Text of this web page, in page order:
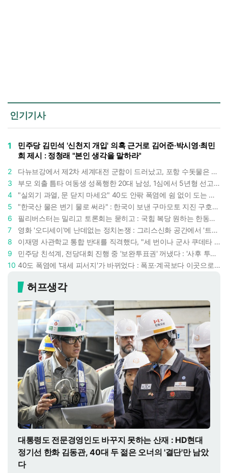
인기기사
1
민주당 김민석 '신천지 개입' 의혹 근거로 김어준·박시영·최민
희 제시 : 정청래 "본인 생각을 말하라"
2
다뉴브강에서 제2차 세계대전 군함이 드러났고, 포항 수돗물은 갑자기 짜졌다 : 폭염·가뭄이 만든 낯선 풍경
3
부모 외출 틈타 여동생 성폭행한 20대 남성, 1심에서 5년형 선고 : 친족 간 '암수범죄'의 심각성
4
"실외기 과열, 문 닫지 마세요" 40도 안팎 폭염에 쉼 없이 도는 에어컨 : 화재 위험 경고등!
5
"한국산 물은 변기 물로 써라" : 한국이 보낸 구마모토 지진 구호품에 한 일본인의 '어처구니 없는' 반응
6
필리버스터는 밀리고 토론회는 묻히고 : 국힘 복당 원하는 한동훈, '검사 정치'의 한계만 드러내나
7
영화 '오디세이'에 난데없는 정치논쟁 : 그리스신화 공간에서 '트럼프 전쟁의 참혹함'이 보인다
8
이재명 사관학교 통합 반대를 직격했다, "세 번이나 군사 쿠데타 했는데 압도적 지위"
9
민주당 친석계, 전당대회 진행 중 '보완투표권' 꺼냈다 : '사후 투표 허용' 무리수에 정청래 "투표 쿠데타"
10
40도 폭염에 '대세 피서지'가 바뀌었다 : 폭포·계곡보다 이곳으로 더 몰린다
허프생각
대통령도 전문경영인도 바꾸지 못하는 산재 : HD현대
정기선 한화 김동관, 40대 두 젊은 오너의 '결단'만 남았
다